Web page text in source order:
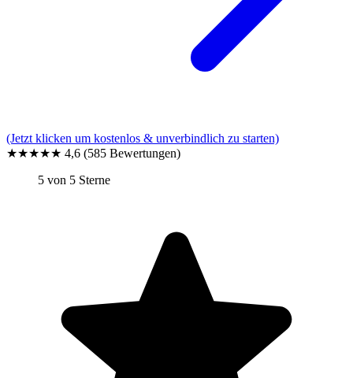
(Jetzt klicken um kostenlos & unverbindlich zu starten)
★★★★★ 4,6 (585 Bewertungen)
5 von 5 Sterne